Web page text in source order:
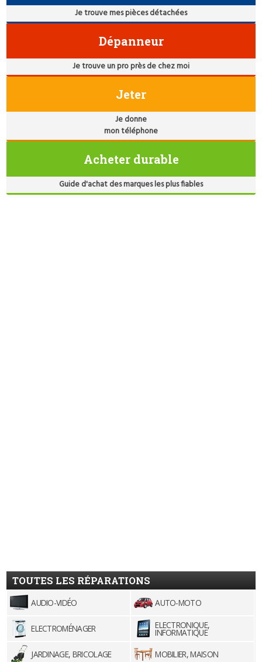
Je trouve mes pièces détachées
Dépanneur
Je trouve un pro près de chez moi
Jeter
Je donne
mon téléphone
Acheter durable
Guide d'achat des marques les plus fiables
TOUTES LES RÉPARATIONS
AUDIO-VIDÉO AUTO-MOTO
ELECTROMÉNAGER ELECTRONIQUE,
INFORMATIQUE
JARDINAGE, BRICOLAGE
MOBILIER, MAISON